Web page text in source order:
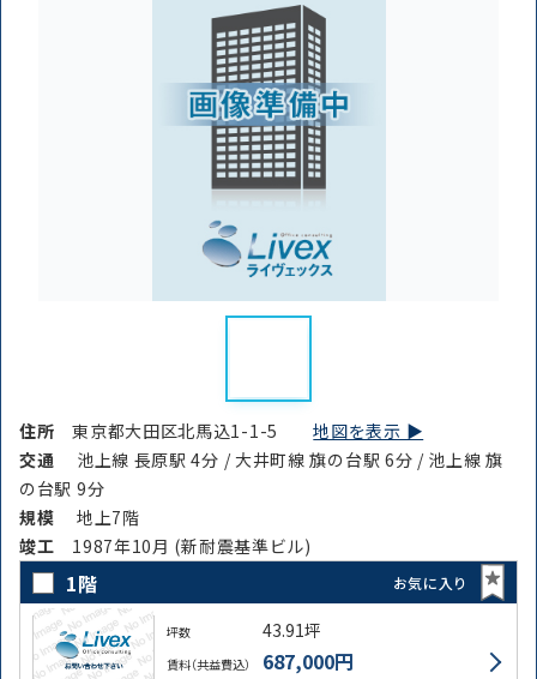
住所東京都大田区北馬込1-1-5地図を表示 ▶︎
交通
池上線 長原駅 4分 / 大井町線 旗の台駅 6分 / 池上線 旗
の台駅 9分
規模
地上7階
竣⼯ 1987年10月 (新耐震基準ビル)
1階 お気に入り
坪数 43.91坪
賃料（共益費込） 687,000円